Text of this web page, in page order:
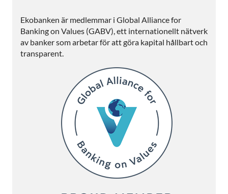
Ekobanken är medlemmar i Global Alliance for
Banking on Values (GABV), ett internationellt nätverk
av banker som arbetar för att göra kapital hållbart och
transparent.